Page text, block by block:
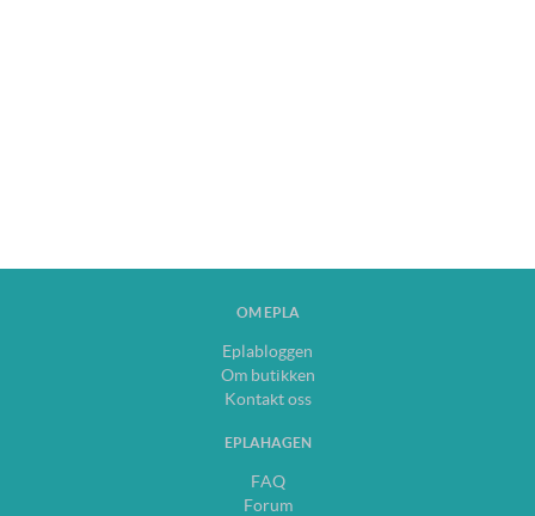
OM EPLA
Eplabloggen
Om butikken
Kontakt oss
EPLAHAGEN
FAQ
Forum